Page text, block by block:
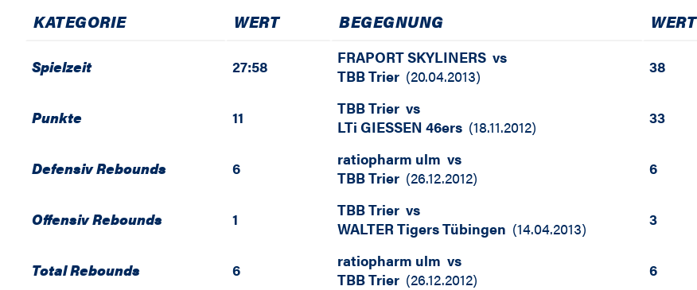
KATEGORIE WERT BEGEGNUNG WERT
Spielzeit 27:58 FRAPORT SKYLINERS vs
TBB Trier (20.04.2013) 38
Punkte 11 TBB Trier vs
LTi GIESSEN 46ers (18.11.2012) 33
Defensiv Rebounds 6 ratiopharm ulm vs
TBB Trier (26.12.2012) 6
Offensiv Rebounds 1 TBB Trier vs
WALTER Tigers Tübingen (14.04.2013) 3
Total Rebounds 6 ratiopharm ulm vs
TBB Trier (26.12.2012) 6